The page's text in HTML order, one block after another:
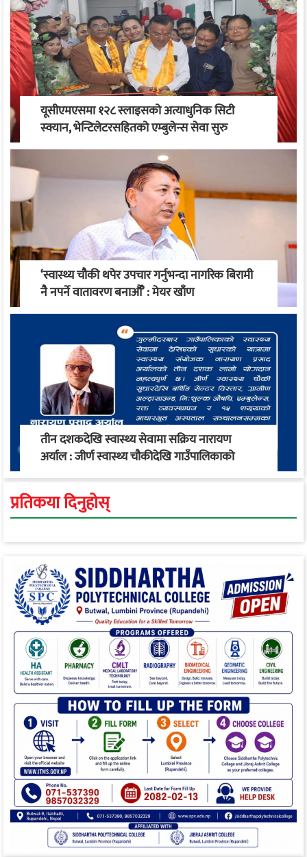
यूसीएमएसमा १२८ स्लाइसको अत्याधुनिक सिटी
स्क्यान, भेन्टिलेटरसहितको एम्बुलेन्स सेवा सुरु
‘स्वास्थ्य चौकी थपेर उपचार गर्नुभन्दा नागरिक बिरामी
नै नपर्ने वातावरण बनाऔँ’ : मेयर खाँण
तीन दशकदेखि स्वास्थ्य सेवामा सक्रिय नारायण
अर्याल : जीर्ण स्वास्थ्य चौकीदेखि गाउँपालिकाको
स्वास्थ्य रूपान्तरण सम्म
प्रतिकया दिनुहोस्